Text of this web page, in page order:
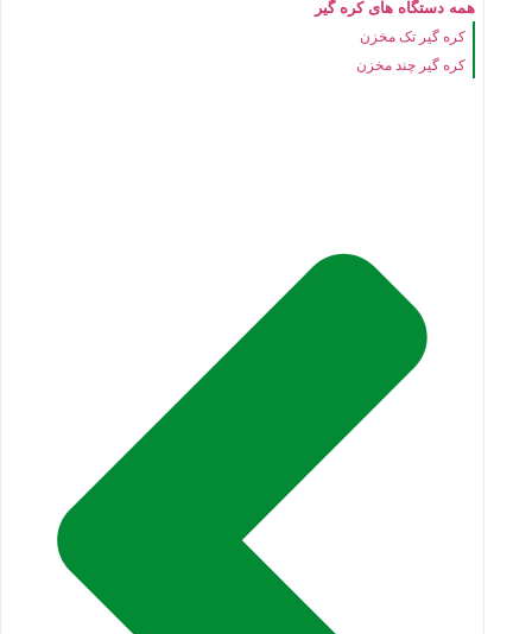
همه دستگاه های کره گیر
کره گیر تک مخزن
کره گیر چند مخزن